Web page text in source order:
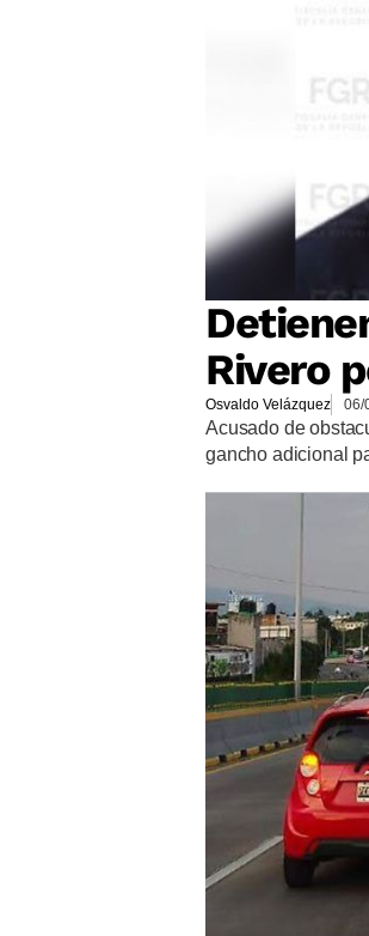
Rivero
Osvaldo Velázquez 06/
Acusado de
gancho adicional